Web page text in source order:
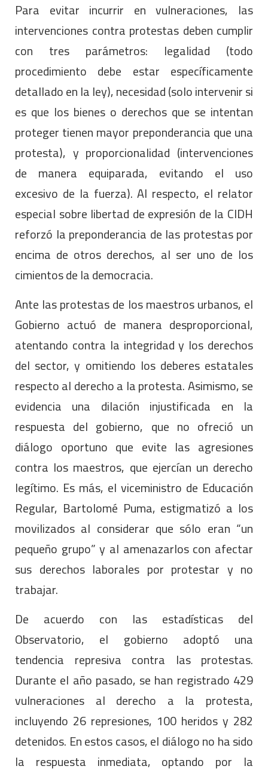
Para evitar incurrir en vulneraciones, las
intervenciones contra protestas deben cumplir
con tres parámetros: legalidad (todo
procedimiento debe estar específicamente
detallado en la ley), necesidad (solo intervenir si
es que los bienes o derechos que se intentan
proteger tienen mayor preponderancia que una
protesta), y proporcionalidad (intervenciones
de manera equiparada, evitando el uso
excesivo de la fuerza). Al respecto, el relator
especial sobre libertad de expresión de la CIDH
reforzó la preponderancia de las protestas por
encima de otros derechos, al ser uno de los
cimientos de la democracia.
Ante las protestas de los maestros urbanos, el
Gobierno actuó de manera desproporcional,
atentando contra la integridad y los derechos
del sector, y omitiendo los deberes estatales
respecto al derecho a la protesta. Asimismo, se
evidencia una dilación injustificada en la
respuesta del gobierno, que no ofreció un
diálogo oportuno que evite las agresiones
contra los maestros, que ejercían un derecho
legítimo. Es más, el viceministro de Educación
Regular, Bartolomé Puma, estigmatizó a los
movilizados al considerar que sólo eran “un
pequeño grupo” y al amenazarlos con afectar
sus derechos laborales por protestar y no
trabajar.
De acuerdo con las estadísticas del
Observatorio, el gobierno adoptó una
tendencia represiva contra las protestas.
Durante el año pasado, se han registrado 429
vulneraciones al derecho a la protesta,
incluyendo 26 represiones, 100 heridos y 282
detenidos. En estos casos, el diálogo no ha sido
la respuesta inmediata, optando por la